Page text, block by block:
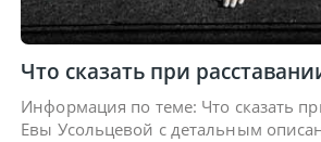
Что сказать при
Информация по теме: Что сказать
Евы Усольцевой с детальным